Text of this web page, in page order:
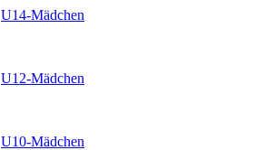
U14-Mädchen
U12-Mädchen
U10-Mädchen